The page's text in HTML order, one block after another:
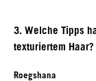
3. Welche Tipps
texturiertem Haar?
Roegshana